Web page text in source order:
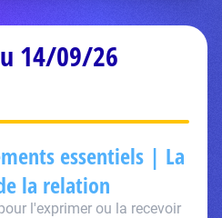
14/09/26
essentiels | La
la relation
l'exprimer ou la recevoir